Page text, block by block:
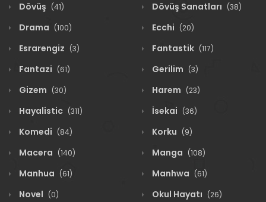
Dövüş (41) Dövüş Sanatları (38)
Drama (100) Ecchi (20)
Esrarengiz (3) Fantastik (117)
Fantazi (61) Gerilim (3)
Gizem (30) Harem (23)
Hayalistic (311) İsekai (36)
Komedi (84) Korku (9)
Macera (140) Manga (108)
Manhua (61) Manhwa (61)
Novel (0) Okul Hayatı (26)